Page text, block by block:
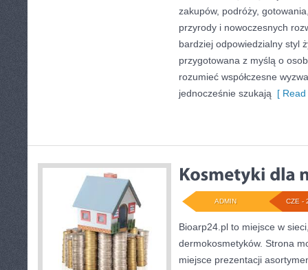
zakupów, podróży,
przyrody i nowoczesnych
bardziej odpowiedzialny styl
przygotowana z myślą o
rozumieć współczesne
jednocześnie szukają [
CZE -
ADMIN
Bioarp24.pl to miejsce w
dermokosmetyków. Strona
miejsce prezentacji